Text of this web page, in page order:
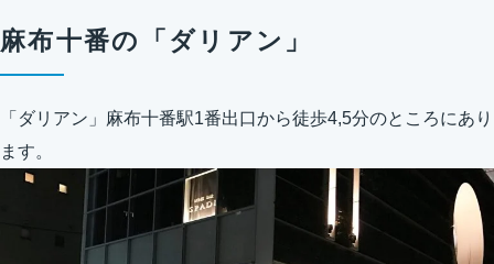
麻布十番の「ダリアン」
「ダリアン」麻布十番駅1番出口から徒歩4,5分のところにあり
ます。